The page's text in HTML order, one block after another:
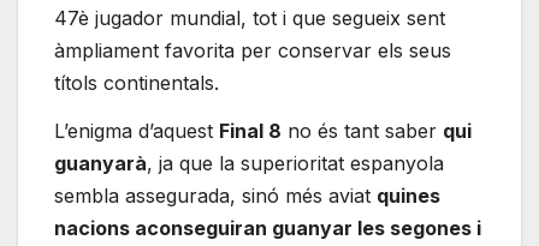
47è jugador mundial, tot i que segueix sent
àmpliament favorita per conservar els seus
títols continentals.
L’enigma d’aquest Final 8 no és tant saber qui
guanyarà, ja que la superioritat espanyola
sembla assegurada, sinó més aviat quines
nacions aconseguiran guanyar les segones i